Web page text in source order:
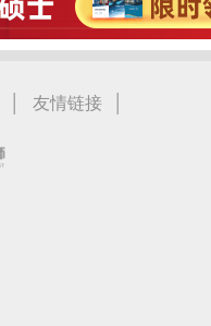
| 友情链接 |